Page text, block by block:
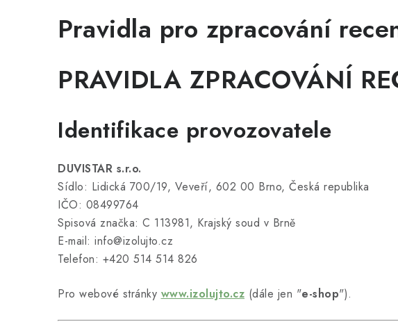
Pravidla pro zpracování
PRAVIDLA ZPRACOVÁNÍ
Identifikace provozovatele
DUVISTAR s.r.o.
Sídlo: Lidická 700/19, Veveří, 602 00 Brno, Česká republika
IČO: 08499764
Spisová značka: C 113981, Krajský soud v Brně
E-mail: info@izolujto.cz
Telefon: +420 514 514 826
Pro webové stránky www.izolujto.cz (dále jen "e-shop").